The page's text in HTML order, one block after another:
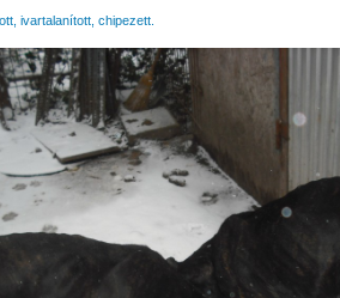
ivartalanított, chipezett.